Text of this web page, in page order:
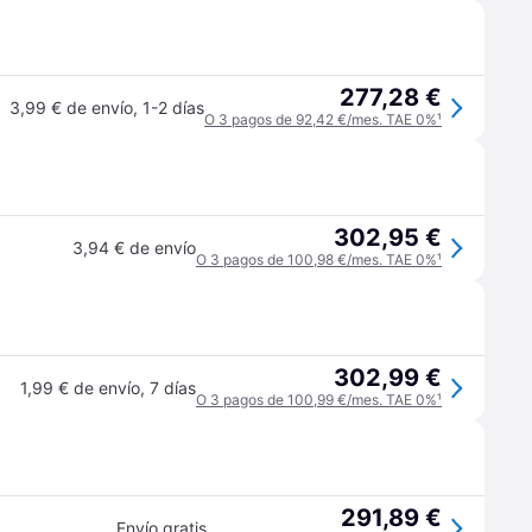
3,99 € de envío, 1-2 días 277,28 €
O 3 pagos de 92,42 €/mes. TAE 0%¹
3,94 € de envío 302,95 €
O 3 pagos de 100,98 €/mes. TAE 0%¹
1,99 € de envío, 7 días 302,99 €
O 3 pagos de 100,99 €/mes. TAE 0%¹
Envío gratis 291,89 €